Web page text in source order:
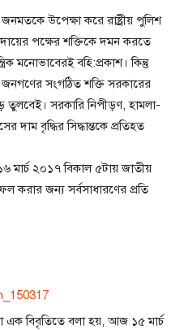
উপেক্ষা করে রাষ্ট্রীয় পুলিশ
পক্ষের শক্তিকে দমন করতে
মনোভাবেরই বহি:প্রকাশ। কিন্তু
সংগঠিত শক্তি সরকারের
তুলবেই। সরকারি নিপীড়ণ, হামলা-
দাম বৃদ্ধির সিদ্ধান্তকে প্রতিহত
মার্চ ২০১৭ বিকাল ৫টায় জাতীয়
করার জন্য সর্বসাধারণের প্রতি
এক বিবৃতিতে বলা হয়, আজ ১৫ মার্চ